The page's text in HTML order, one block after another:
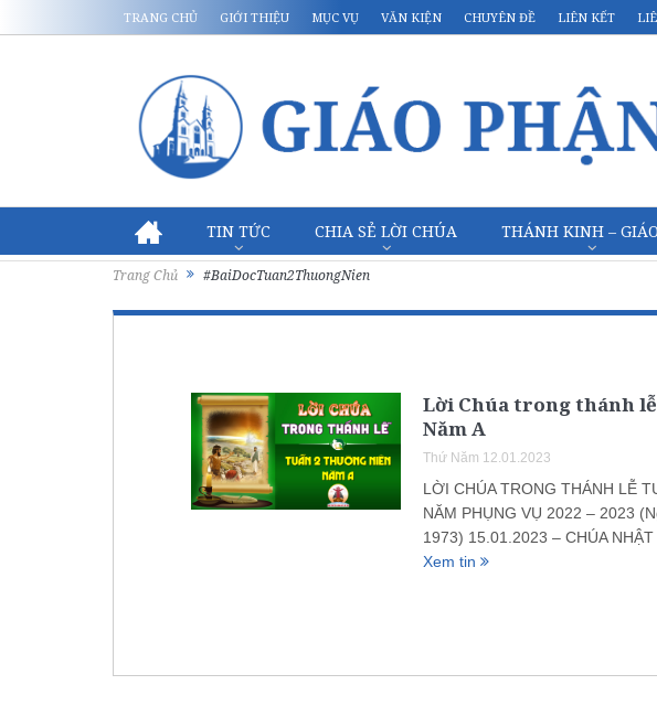
TRANG CHỦ GIỚI THIỆU MỤC VỤ VĂN KIỆN CHUYÊN ĐỀ LIÊN KẾT
TIN TỨC CHIA SẺ LỜI CHÚA THÁNH KINH –
Trang Chủ #BaiDocTuan2ThuongNien
Lời Chúa trong thánh
Năm A
Thứ Năm 12.01.2023
LỜI CHÚA TRONG THÁNH LỄ
NĂM PHỤNG VỤ 2022 – 2023
1973) 15.01.2023 – CHÚA
Xem tin